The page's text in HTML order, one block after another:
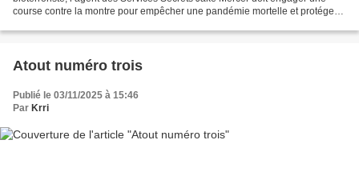
course contre la montre pour empêcher une pandémie mortelle et protéger
Atout numéro trois
Publié le 03/11/2025 à 15:46
Par Krri